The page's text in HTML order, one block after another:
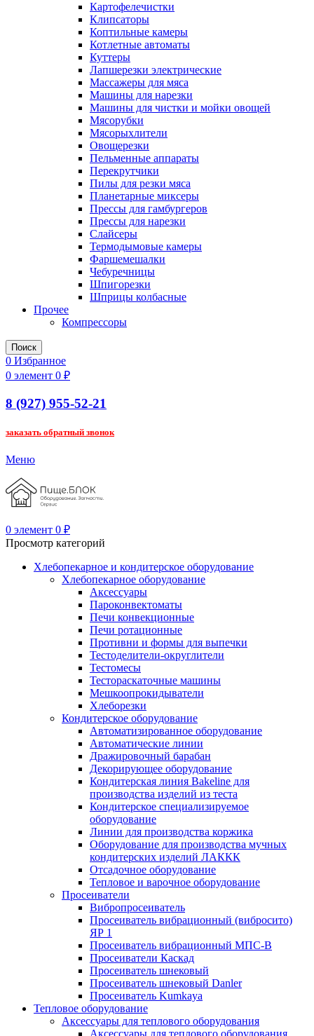
Картофелечистки
Клипсаторы
Коптильные камеры
Котлетные автоматы
Куттеры
Лапшерезки электрические
Массажеры для мяса
Машины для нарезки
Машины для чистки и мойки овощей
Мясорубки
Мясорыхлители
Овощерезки
Пельменные аппараты
Перекрутчики
Пилы для резки мяса
Планетарные миксеры
Прессы для гамбургеров
Прессы для нарезки
Слайсеры
Термодымовые камеры
Фаршемешалки
Чебуречницы
Шпигорезки
Шприцы колбасные
Прочее
Компрессоры
Поиск
0 Избранное
0 элемент 0 ₽
8 (927) 955-52-21
заказать обратный звонок
Меню
0 элемент 0 ₽
Просмотр категорий
Хлебопекарное и кондитерское оборудование
Хлебопекарное оборудование
Аксессуары
Пароконвектоматы
Печи конвекционные
Печи ротационные
Противни и формы для выпечки
Тестоделители-округлители
Тестомесы
Тестораскаточные машины
Мешкоопрокидыватели
Хлеборезки
Кондитерское оборудование
Автоматизированное оборудование
Автоматические линии
Дражировочный барабан
Декорирующее оборудование
Кондитерская линия Bakeline для
производства изделий из теста
Кондитерское специализируемое
оборудование
Линии для производства коржика
Оборудование для производства мучных
кондитерских изделий ЛАККК
Отсадочное оборудование
Тепловое и варочное оборудование
Просеиватели
Вибропросеиватель
Просеиватель вибрационный (вибросито)
ЯР 1
Просеиватель вибрационный МПС-В
Просеиватели Каскад
Просеиватель шнековый
Просеиватель шнековый Danler
Просеиватель Kumkaya
Тепловое оборудование
Аксессуары для теплового оборудования
Аксессуары для теплового оборудования